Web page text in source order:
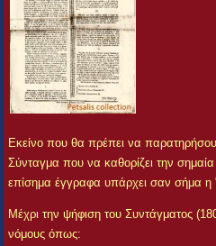
Εκείνο που θα πρέπει να
Σύνταγμα που να καθορίζει την
επίσημα έγγραφα υπάρχει σαν σήμα
Μέχρι την ψήφιση του Συντάγματος
νόμους όπως: